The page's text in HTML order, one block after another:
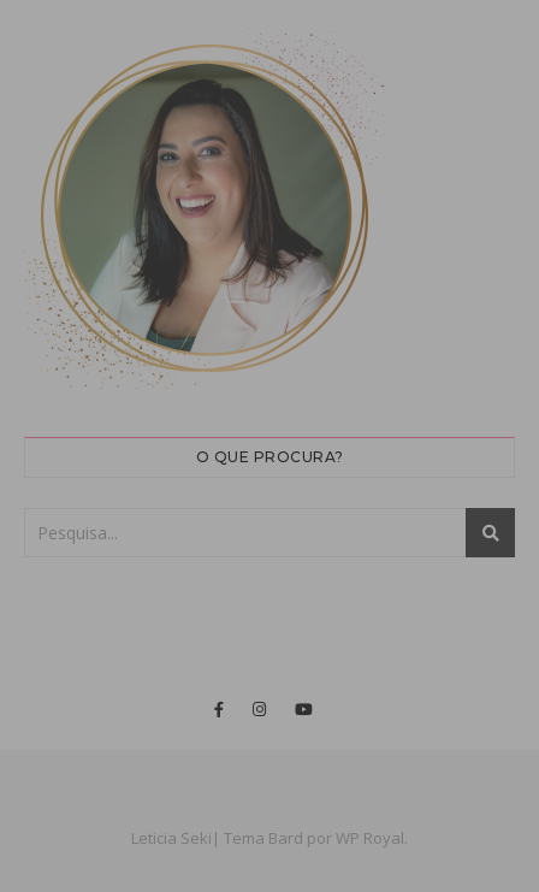
O QUE PROCURA?
Leticia Seki| Tema Bard porWP Royal.